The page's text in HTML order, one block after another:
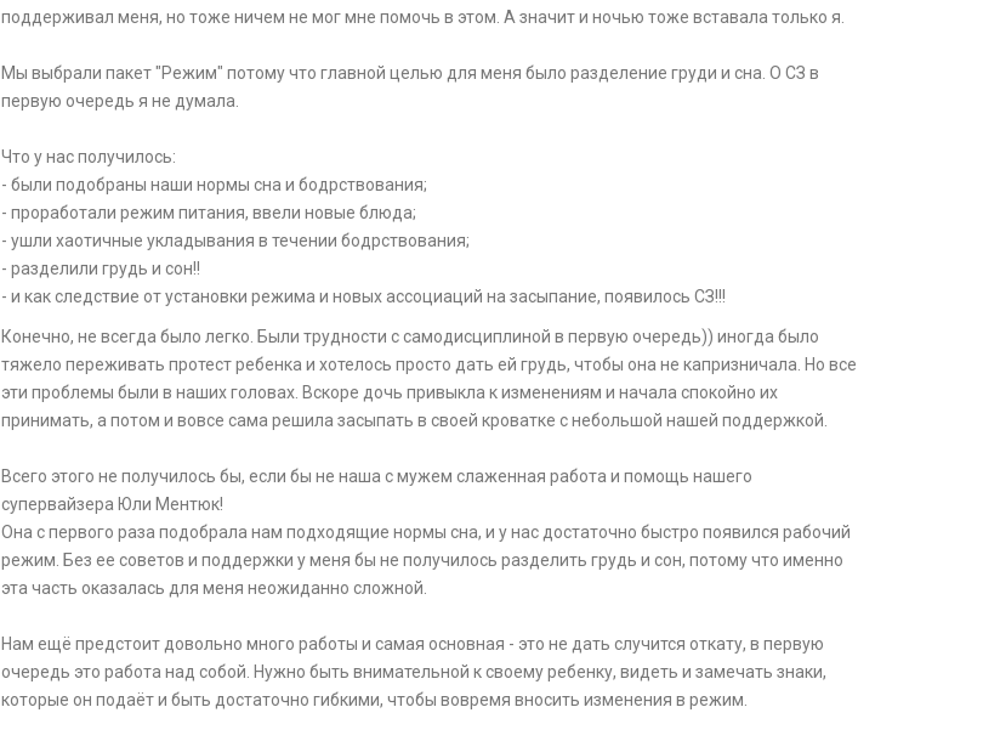
поддерживал меня, но тоже ничем не мог мне помочь в этом. А значит и ночью тоже вставала только я.
Мы выбрали пакет "Режим" потому что главной целью для меня было разделение груди и сна. О СЗ в
первую очередь я не думала.
Что у нас получилось:
- были подобраны наши нормы сна и бодрствования;
- проработали режим питания, ввели новые блюда;
- ушли хаотичные укладывания в течении бодрствования;
- разделили грудь и сон!!
- и как следствие от установки режима и новых ассоциаций на засыпание, появилось СЗ!!!
Конечно, не всегда было легко. Были трудности с самодисциплиной в первую очередь)) иногда было
тяжело переживать протест ребенка и хотелось просто дать ей грудь, чтобы она не капризничала. Но все
эти проблемы были в наших головах. Вскоре дочь привыкла к изменениям и начала спокойно их
принимать, а потом и вовсе сама решила засыпать в своей кроватке с небольшой нашей поддержкой.
Всего этого не получилось бы, если бы не наша с мужем слаженная работа и помощь нашего
супервайзера Юли Ментюк!
Она с первого раза подобрала нам подходящие нормы сна, и у нас достаточно быстро появился рабочий
режим. Без ее советов и поддержки у меня бы не получилось разделить грудь и сон, потому что именно
эта часть оказалась для меня неожиданно сложной.
Нам ещё предстоит довольно много работы и самая основная - это не дать случится откату, в первую
очередь это работа над собой. Нужно быть внимательной к своему ребенку, видеть и замечать знаки,
которые он подаёт и быть достаточно гибкими, чтобы вовремя вносить изменения в режим.